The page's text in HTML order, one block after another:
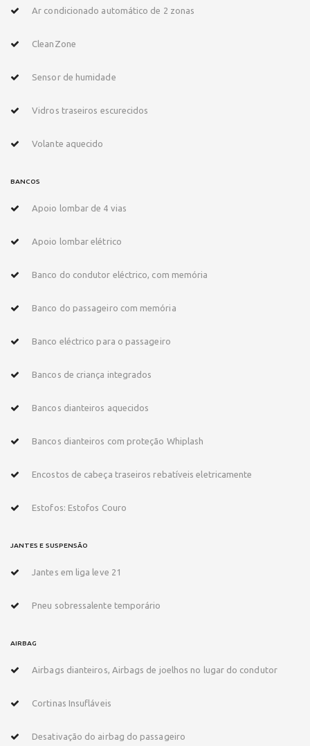
Ar condicionado automático de 2 zonas
CleanZone
Sensor de humidade
Vidros traseiros escurecidos
Volante aquecido
BANCOS
Apoio lombar de 4 vias
Apoio lombar elétrico
Banco do condutor eléctrico, com memória
Banco do passageiro com memória
Banco eléctrico para o passageiro
Bancos de criança integrados
Bancos dianteiros aquecidos
Bancos dianteiros com proteção Whiplash
Encostos de cabeça traseiros rebatíveis eletricamente
Estofos: Estofos Couro
JANTES E SUSPENSÃO
Jantes em liga leve 21
Pneu sobressalente temporário
AIRBAG
Airbags dianteiros, Airbags de joelhos no lugar do condutor
Cortinas Insufláveis
Desativação do airbag do passageiro